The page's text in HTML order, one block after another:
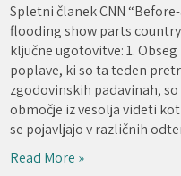
Spletni članek CNN
flooding show parts
ključne ugotovitve: 1.
poplave, ki so ta teden
zgodovinskih padavinah,
območje iz vesolja videti
se pojavljajo v različnih
Read More »